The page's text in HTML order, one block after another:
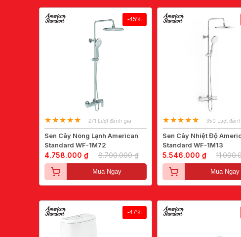
-45%
271 Lượt đánh giá
Sen Cây Nóng Lạnh American
Standard WF-1M72
4.758.000 ₫ 8.700.000 ₫
Mua Ngay
350 Lượt
Sen Cây Nhiệt Độ
Standard WF-1M13
5.546.000 ₫
Mua Ngay
-47%